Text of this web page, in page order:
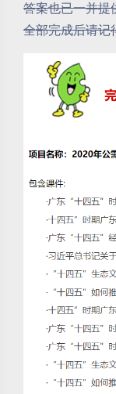
答案也已一并提
全部完成后请记